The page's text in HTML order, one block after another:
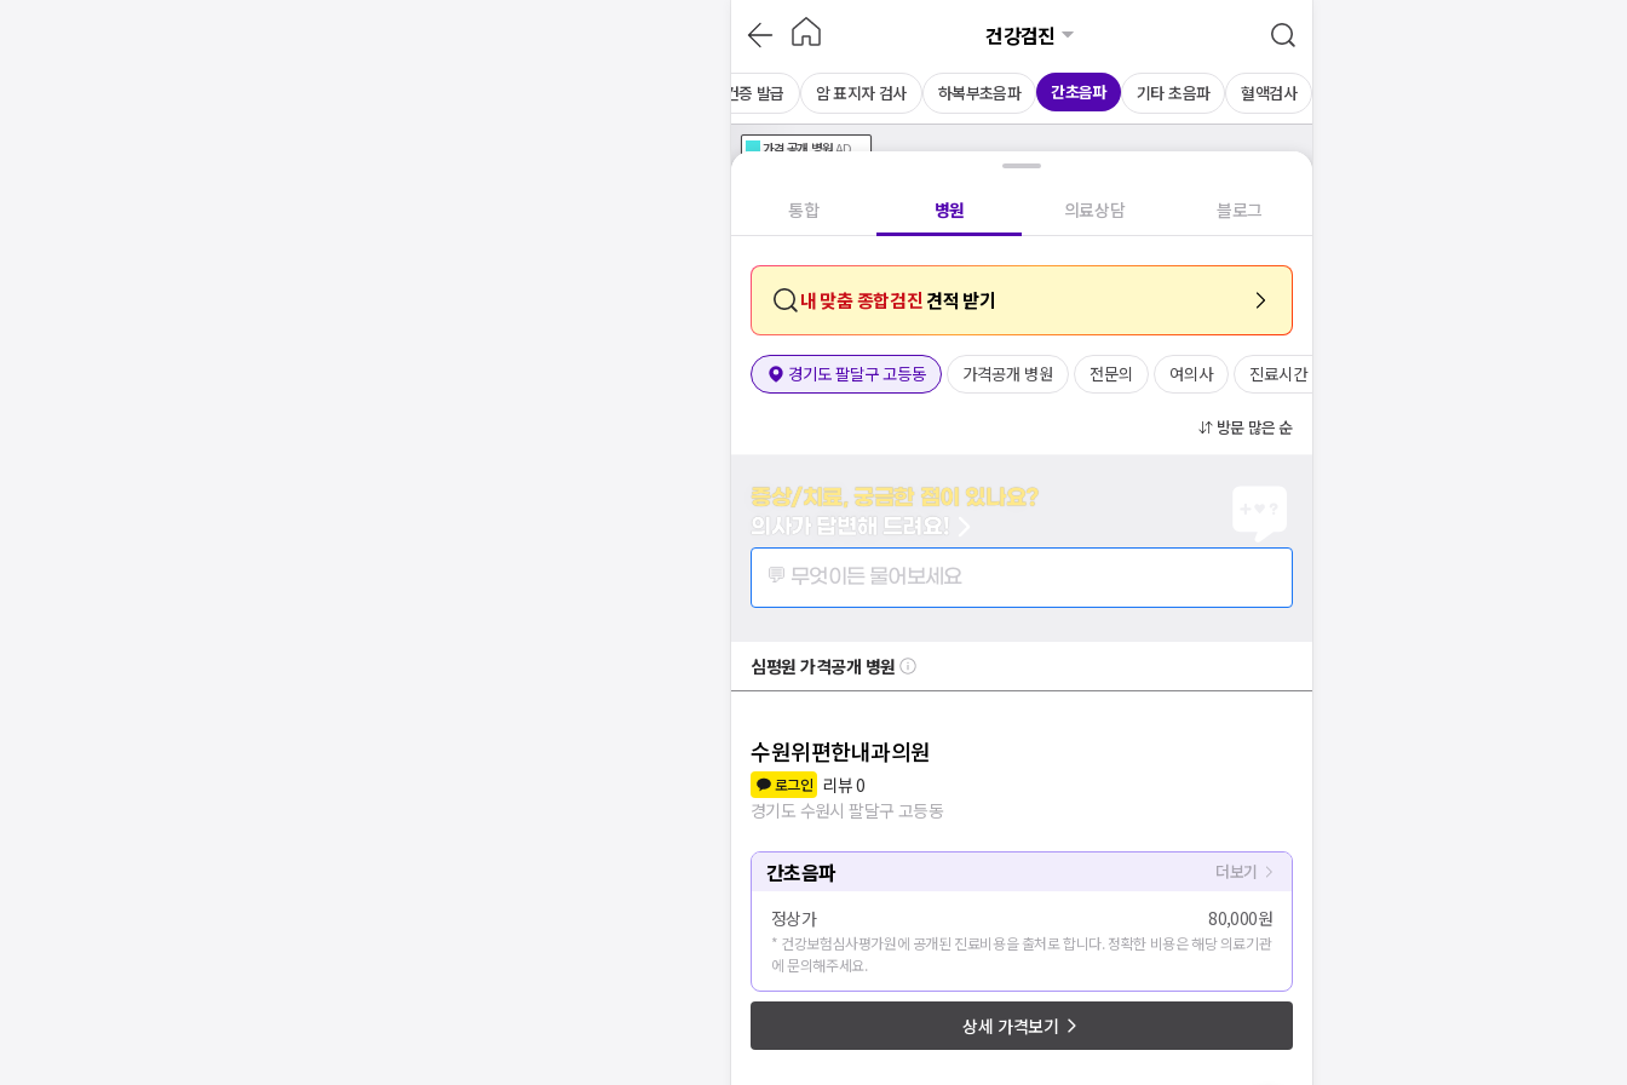
건강검진
보건증 발급 암 표지자 검사 하복부초음파 간초음파 기타 초음파 혈액검사
가격공개 병원AD
통합 병원 의료상담 블로그
내 맞춤 종합검진 견적 받기
경기도 팔달구 고등동 가격공개 병원 전문의 여의사 진료시간
방문 많은 순
증상/치료, 궁금한 점이 있나요?
의사가 답변해 드려요!
💬 무엇이든 물어보세요
심평원 가격공개 병원
수원위편한내과의원
로그인 리뷰0
경기도 수원시 팔달구 고등동
간초음파 더보기
정상가 80,000원
* 건강보험심사평가원에 공개된 진료비용을 출처로 합니다. 정확한 비용은 해당 의료기관
에 문의해주세요.
상세 가격보기